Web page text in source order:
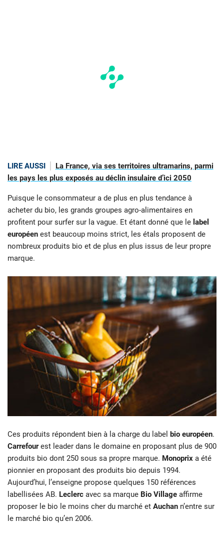
LIRE AUSSI
La France, via ses territoires ultramarins, parmi
les pays les plus exposés au déclin insulaire d’ici 2050
Puisque le consommateur a de plus en plus tendance à
acheter du bio, les grands groupes agro-alimentaires en
profitent pour surfer sur la vague. Et étant donné que le label
européen est beaucoup moins strict, les étals proposent de
nombreux produits bio et de plus en plus issus de leur propre
marque.
Ces produits répondent bien à la charge du label bio européen.
Carrefourest leader dans le domaine en proposant plus de 900
produits bio dont 250 sous sa propre marque. Monoprix a été
pionnier en proposant des produits bio depuis 1994.
Aujourd’hui, l’enseigne propose quelques 150 références
labellisées AB. Leclerc avec sa marque Bio Village affirme
proposer le bio le moins cher du marché et Auchan n’entre sur
le marché bio qu’en 2006.